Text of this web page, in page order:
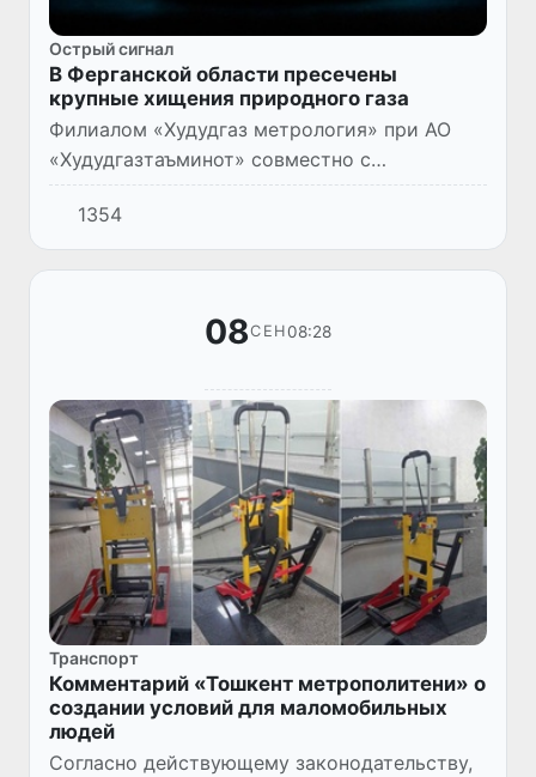
Острый сигнал
В Ферганской области пресечены
крупные хищения природного газа
Филиалом «Худудгаз метрология» при АО
«Худудгазтаъминот» совместно с
представителями Ферганского Управления
СГБ была организована проверка
предприятий Ферганской области,
выпускающ...
1354
08СЕН08:28
Транспорт
Комментарий «Тошкент метрополитени» о
создании условий для маломобильных
людей
Согласно действующему законодательству,